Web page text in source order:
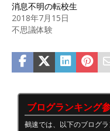
消息不明の転校生
2018年7月15日
不思議体験
ブログランキング
鵺速では、以下のブログ